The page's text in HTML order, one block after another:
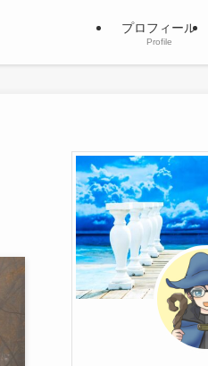
プロフィール
Profile